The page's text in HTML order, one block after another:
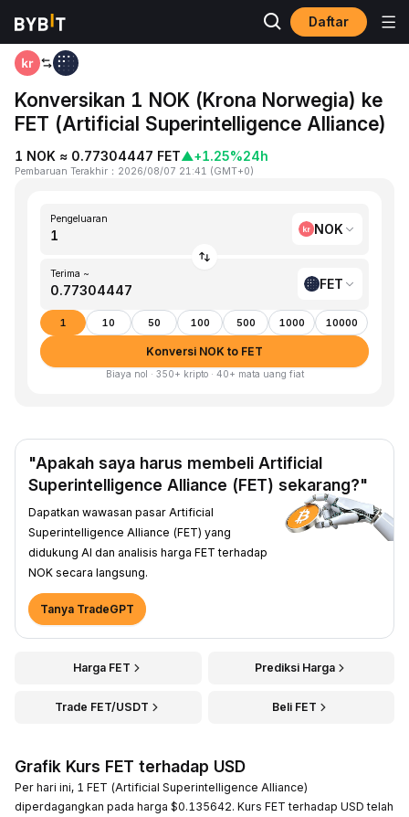
Daftar
Beranda
Konversikan 1 NOK (Krona Norwegia) ke
FET (Artificial Superintelligence Alliance)
1 NOK ≈ 0.77304447 FET▲+1.25%24h
Pembaruan Terakhir ： 2026/08/07 21:41 (GMT+0)
Pengeluaran
NOK
Terima ~
FET
1 10 50 100 500 1000 10000
Konversi NOK to FET
Biaya nol · 350+ kripto · 40+ mata uang fiat
"Apakah saya harus membeli Artificial
Superintelligence Alliance (FET) sekarang?"
Dapatkan wawasan pasar Artificial
Superintelligence Alliance (FET) yang
didukung AI dan analisis harga FET terhadap
NOK secara langsung.
Tanya TradeGPT
Harga FET Prediksi Harga
Trade FET/USDT Beli FET
Grafik Kurs FET terhadap USD
Per hari ini, 1 FET (Artificial Superintelligence Alliance)
diperdagangkan pada harga $0.135642. Kurs FET terhadap USD telah